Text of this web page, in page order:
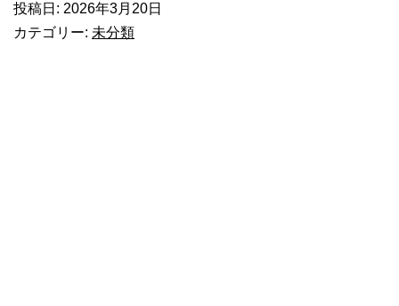
分
投稿日: 2026年3月20日
カテゴリー: 未分類